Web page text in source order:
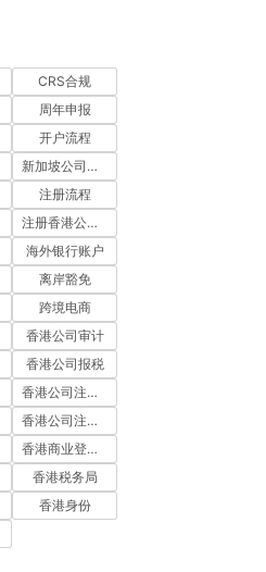
CRS合规
周年申报
开户流程
新加坡公司注册
注册流程
注册香港公司流程
海外银行账户
离岸豁免
跨境电商
香港公司审计
香港公司报税
香港公司注册处
香港公司注册资料
香港商业登记证
香港税务局
香港身份